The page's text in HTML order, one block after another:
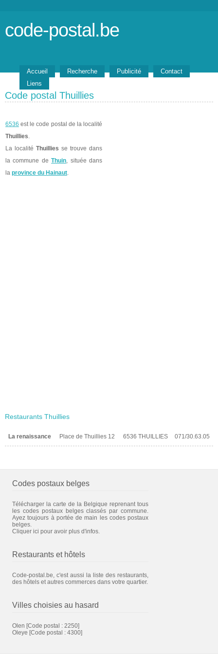
code-postal.be
Accueil Recherche Publicité
Contact
Liens
Code postal Thuillies
6536 est le code postal de la localité
Thuillies.
La localité Thuillies se trouve dans
la commune deThuin, située dans
la province du Hainaut.
Restaurants Thuillies
La renaissance Place de Thuillies 12 6536 THUILLIES 071/30.63.05
Codes postaux belges
Télécharger la carte de la Belgique reprenant tous
les codes postaux belges classés par commune.
Ayez toujours à portée de main les codes postaux
belges.
Cliquer ici pour avoir plus d'infos.
Restaurants et hôtels
Code-postal.be, c'est aussi la liste des restaurants,
des hôtels et autres commerces dans votre quartier.
Villes choisies au hasard
Olen [Code postal : 2250]
Oleye [Code postal : 4300]